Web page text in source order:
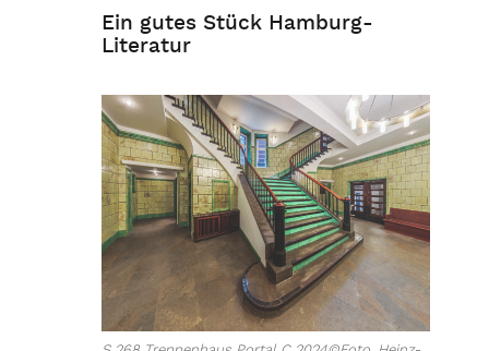
Ein gutes Stück Hamburg-
Literatur